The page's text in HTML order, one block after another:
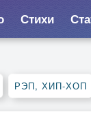
Стихи
РЭП, ХИП-ХОП